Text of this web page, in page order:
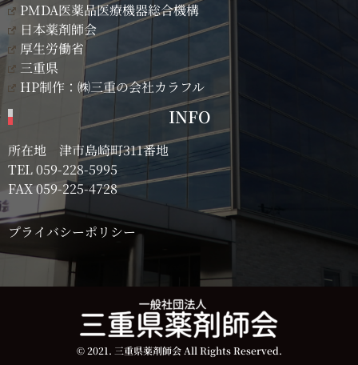
PMDA医薬品医療機器総合機構
日本薬剤師会
厚生労働省
三重県
HP制作：㈱三重の会社カラフル
INFO
所在地 津市島崎町311番地
TEL059-228-5995
FAX 059-225-4728
プライバシーポリシー
© 2021. 三重県薬剤師会 All Rights Reserved.